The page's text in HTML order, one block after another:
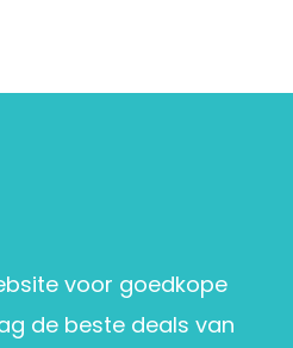
voor goedkope
de beste deals van